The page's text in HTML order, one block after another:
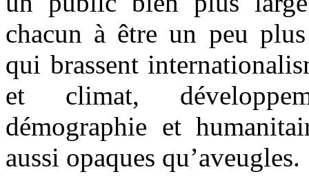
chacun à être un peu
qui brassent
et climat,
démographie et
aussi opaques qu’aveugles.